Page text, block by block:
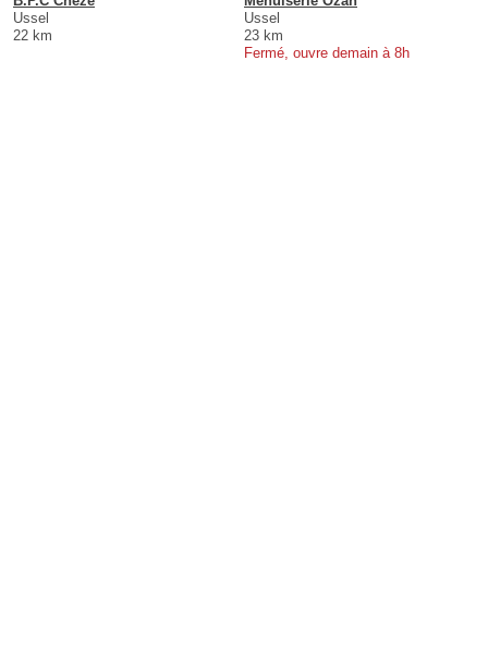
Ussel
22 km
Ussel
23 km
Fermé, ouvre demain à 8h